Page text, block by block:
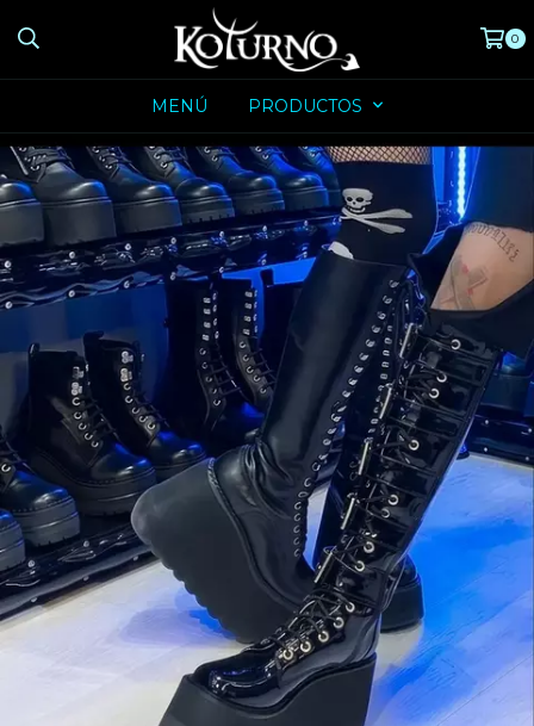
0
MENÚ PRODUCTOS